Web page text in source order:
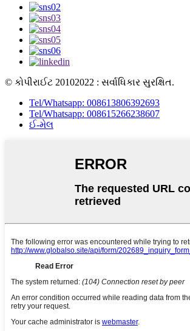
© કોપીરાઈટ 20102022 : સર્વાધિકાર સુરક્ષિત.
Tel/Whatsapp: 008613806392693
Tel/Whatsapp: 008615266238607
ઈ-મેલ